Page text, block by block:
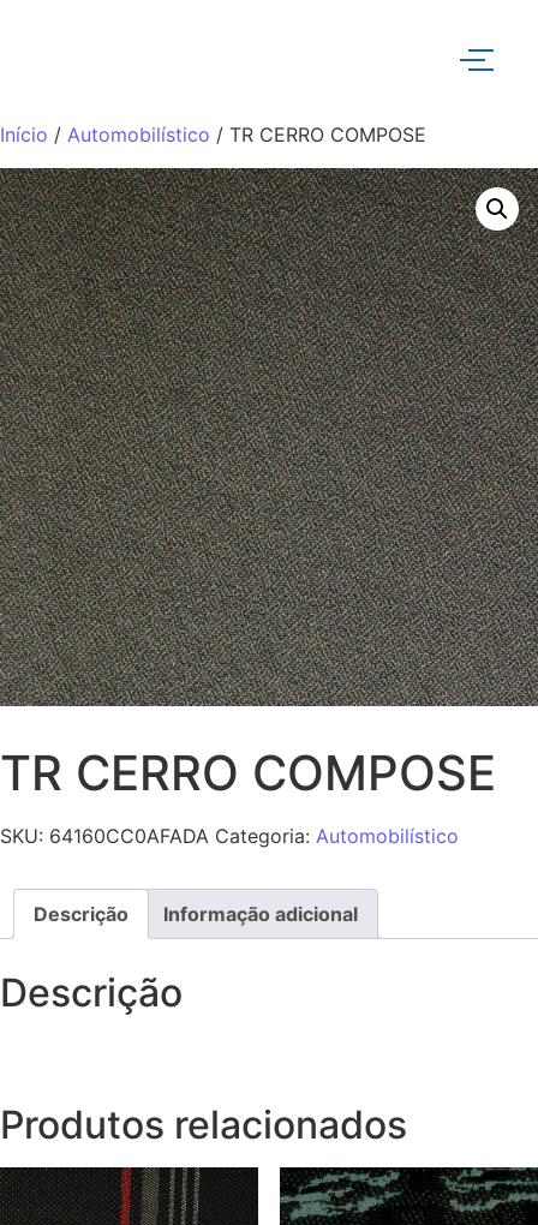
Início / Automobilístico / TR CERRO COMPOSE
TR CERRO COMPOSE
SKU: 64160CC0AFADA Categoria: Automobilístico
Descrição Informação adicional
Descrição
Produtos relacionados